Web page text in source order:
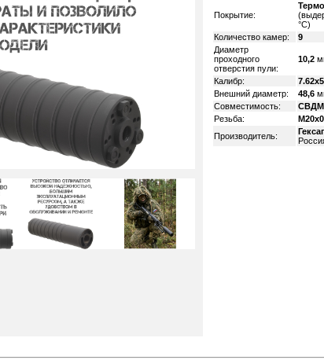
Покрытие:
°C)
Количество камер:
9
Диаметр
проходного
отверстия пули:
10,2
Калибр:
Внешний диаметр:
48,6
Совместимость:
СВДМ
Резьба:
Производитель: